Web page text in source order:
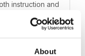
About
instruction and
24 settembre 2020